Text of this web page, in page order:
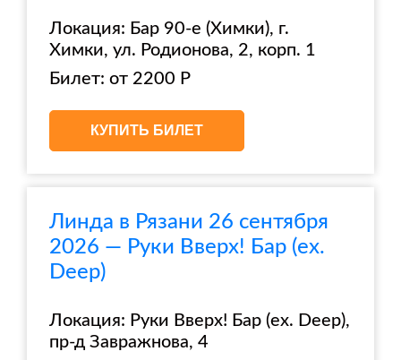
Локация: Бар 90-е (Химки), г.
Химки, ул. Родионова, 2, корп. 1
Билет: от 2200 Р
КУПИТЬ БИЛЕТ
Линда в Рязани 26 сентября
2026 — Руки Вверх! Бар (ex.
Deep)
Локация: Руки Вверх! Бар (ex. Deep),
пр-д Завражнова, 4